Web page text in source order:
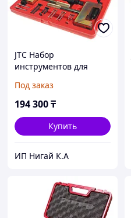
JTC Набор
инструментов для
звеньев цепи ГРМ
двигателей (MERCEDES)
Под заказ
194 300₸
Купить
ИП Нигай К.А